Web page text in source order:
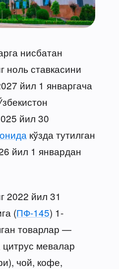
нисбатан
ноль ставкасини
йил 1 январгача
йил 30
кўзда тутилган
йил 1 январдан
2022 йил 31
(ПФ-145) 1-
товарлар —
цитрус мевалар
чой, кофе,